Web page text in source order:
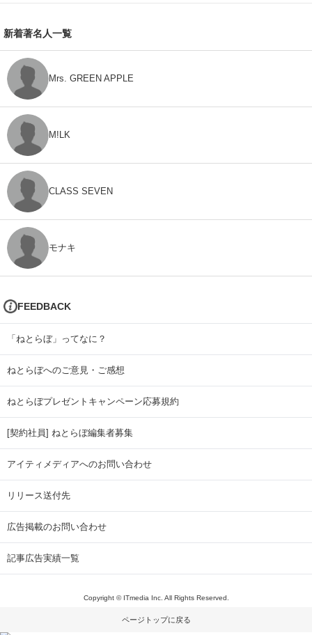
新着著名人一覧
Mrs. GREEN APPLE
M!LK
CLASS SEVEN
モナキ
FEEDBACK
「ねとらぼ」ってなに？
ねとらぼへのご意見・ご感想
ねとらぼプレゼントキャンペーン応募規約
[契約社員] ねとらぼ編集者募集
アイティメディアへのお問い合わせ
リリース送付先
広告掲載のお問い合わせ
記事広告実績一覧
Copyright © ITmedia Inc. All Rights Reserved.
ページトップに戻る